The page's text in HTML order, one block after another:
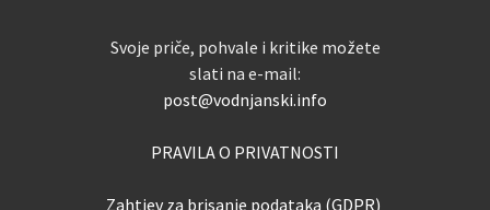
Svoje priče, pohvale i kritike možete
slati na e-mail:
post@vodnjanski.info
PRAVILA O PRIVATNOSTI
Zahtjev za brisanje podataka (GDPR)